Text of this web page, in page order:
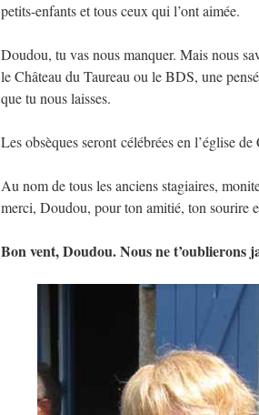
petits-enfants et tous ceux qui l’ont aimée.
Doudou, tu vas nous manquer. Mais nous
le Château du Taureau ou le BDS, une
que tu nous laisses.
Les obsèques seront célébrées en l’église de
Au nom de tous les anciens stagiaires,
merci, Doudou, pour ton amitié, ton sourire
Bon vent, Doudou. Nous ne t’oublierons